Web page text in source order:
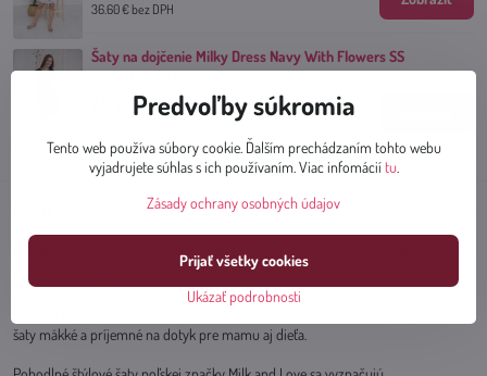
pŕs umožňujú pohodlné a diskrétne dojčenie.
Materiál je hrubšia bavlna s certifikátom Oeko-Tex Standard 100, vďaka čomu sú
šaty mäkké a príjemné na dotyk pre mamu aj dieťa.
36.60 €bez DPH
Šaty na dojčenie Milky Dress Navy With Flowers SS
NA EXTERNOM SKLADE, Doručíme do 3-5 prac.dní
Predvoľby súkromia
Tento web používa súbory cookie. Ďalším prechádzaním tohto webu
vyjadrujete súhlas s ich používaním. Viac infomáciítu.
Zásady ochrany osobných údajov
Ukázať podrobnosti
Prijať všetky cookies